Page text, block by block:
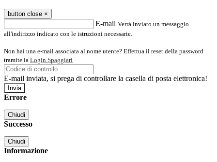
button close ×
E-mail Verrà inviato un messaggio
all'indirizzo indicato con le istruzioni necessarie.
Non hai una e-mail associata al nome utente? Effettua il reset della password
tramite la Login Spaggiari
E-mail inviata, si prega di controllare la casella di posta elettronica!
Errore
Chiudi
Successo
Chiudi
Informazione